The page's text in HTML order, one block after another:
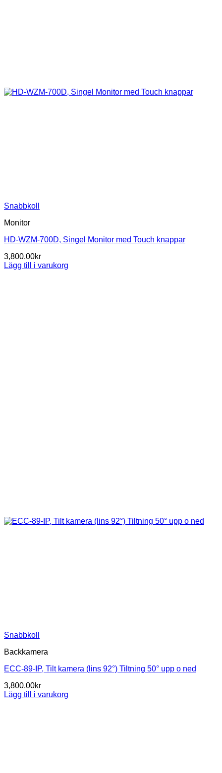
Snabbkoll
Monitor
HD-WZM-700D, Singel Monitor med Touch knappar
3,800.00kr
Lägg till i varukorg
Snabbkoll
Backkamera
ECC-89-IP, Tilt kamera (lins 92°) Tiltning 50° upp o ned
3,800.00kr
Lägg till i varukorg